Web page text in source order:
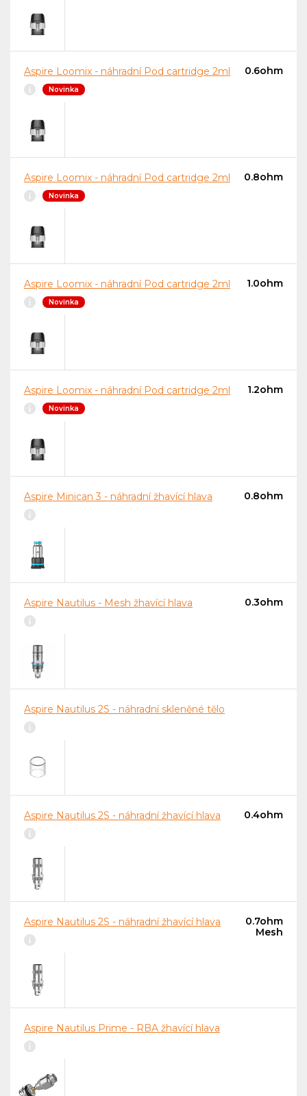
Aspire Loomix - náhradní Pod cartridge 2ml
Novinka
0.6ohm
Aspire Loomix - náhradní Pod cartridge 2ml
Novinka
0.8ohm
Aspire Loomix - náhradní Pod cartridge 2ml
Novinka
1.0ohm
Aspire Loomix - náhradní Pod cartridge 2ml
Novinka
1.2ohm
Aspire Minican 3 - náhradní žhavící hlava 0.8ohm
Aspire Nautilus - Mesh žhavící hlava 0.3ohm
Aspire Nautilus 2S - náhradní skleněné tělo
Aspire Nautilus 2S - náhradní žhavící hlava 0.4ohm
Aspire Nautilus 2S - náhradní žhavící hlava
0.7ohm
Mesh
Aspire Nautilus Prime - RBA žhavící hlava